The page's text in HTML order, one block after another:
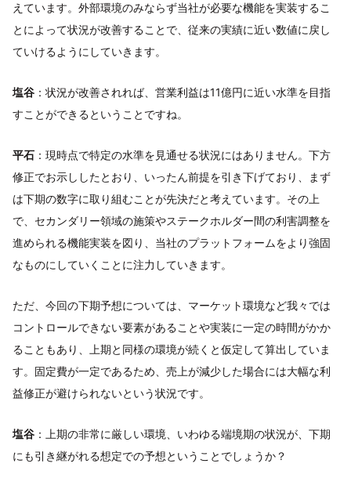
えています。外部環境のみならず当社が必要な機能を実装するこ
とによって状況が改善することで、従来の実績に近い数値に戻し
ていけるようにしていきます。
塩谷 ：状況が改善されれば、営業利益は11億円に近い水準を目指
すことができるということですね。
平石 ：現時点で特定の水準を見通せる状況にはありません。下方
修正でお示ししたとおり、いったん前提を引き下げており、まず
は下期の数字に取り組むことが先決だと考えています。その上
で、セカンダリー領域の施策やステークホルダー間の利害調整を
進められる機能実装を図り、当社のプラットフォームをより強固
なものにしていくことに注力していきます。
ただ、今回の下期予想については、マーケット環境など我々では
コントロールできない要素があることや実装に一定の時間がかか
ることもあり、上期と同様の環境が続くと仮定して算出していま
す。固定費が一定であるため、売上が減少した場合には大幅な利
益修正が避けられないという状況です。
塩谷 ：上期の非常に厳しい環境、いわゆる端境期の状況が、下期
にも引き継がれる想定での予想ということでしょうか？